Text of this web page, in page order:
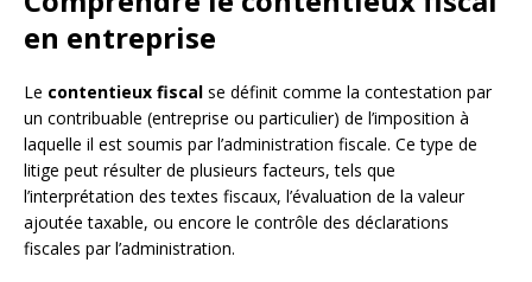
en entreprise
Le contentieux fiscal se définit comme la contestation par
un contribuable (entreprise ou particulier) de l’imposition à
laquelle il est soumis par l’administration fiscale. Ce type de
litige peut résulter de plusieurs facteurs, tels que
l’interprétation des textes fiscaux, l’évaluation de la valeur
ajoutée taxable, ou encore le contrôle des déclarations
fiscales par l’administration.